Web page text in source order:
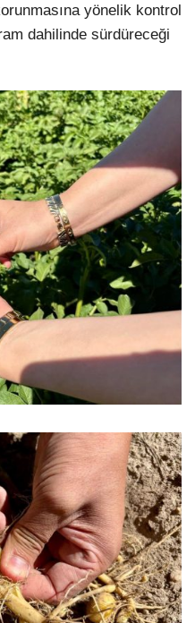
yönelik kontrol
dahilinde sürdüreceği